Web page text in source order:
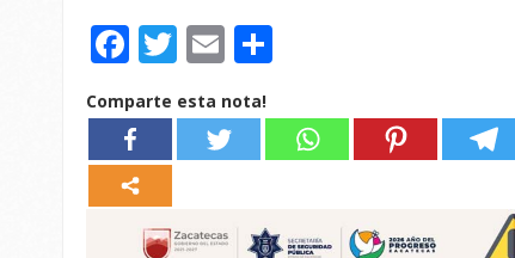
Facebook
Twitter
Email
Comparte esta nota!